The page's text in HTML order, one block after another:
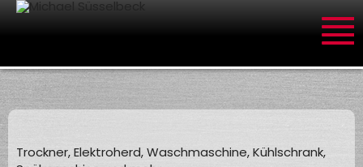
Trockner, Elektroherd, Waschmaschine, Kühlschrank,